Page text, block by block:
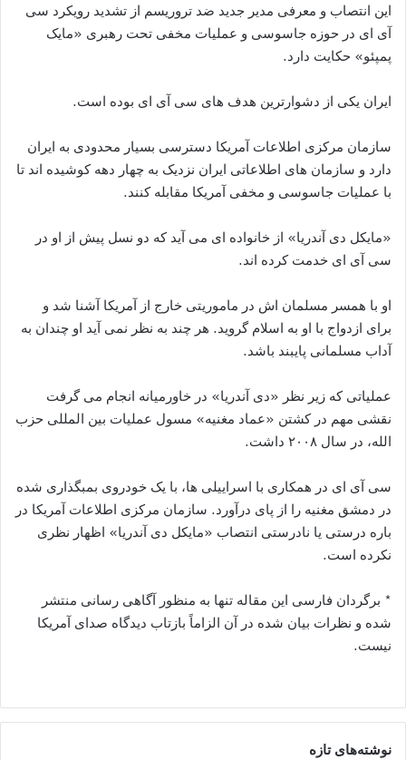
این انتصاب و معرفی مدیر جدید ضد تروریسم از تشدید رویکرد سی
آی ای در حوزه جاسوسی و عملیات مخفی تحت رهبری «مایک
پمپئو» حکایت دارد.
ایران یکی از دشوارترین هدف های سی آی ای بوده است.
سازمان مرکزی اطلاعات آمریکا دسترسی بسیار محدودی به ایران
دارد و سازمان های اطلاعاتی ایران نزدیک به چهار دهه کوشیده اند تا
با عملیات جاسوسی و مخفی آمریکا مقابله کنند.
«مایکل دی آندریا» از خانواده ای می آید که دو نسل پیش از او در
سی آی ای خدمت کرده اند.
او با همسر مسلمان اش در ماموریتی خارج از آمریکا آشنا شد و
برای ازدواج با او به اسلام گروید. هر چند به نظر نمی آید او چندان به
آداب مسلمانی پایبند باشد.
عملیاتی که زیر نظر «دی آندریا» در خاورمیانه انجام می گرفت
نقشی مهم در کشتن «عماد مغنیه» مسول عملیات بین المللی حزب
الله، در سال ۲۰۰۸ داشت.
سی آی ای در همکاری با اسراییلی ها، با یک خودروی بمبگذاری شده
در دمشق مغنیه را از پای درآورد. سازمان مرکزی اطلاعات آمریکا در
باره درستی یا نادرستی انتصاب «مایکل دی آندریا» اظهار نظری
نکرده است.
* برگردان فارسی این مقاله تنها به منظور آگاهی رسانی منتشر
شده و نظرات بیان شده در آن الزاماً بازتاب دیدگاه صدای آمریکا
نیست.
نوشته‌های تازه